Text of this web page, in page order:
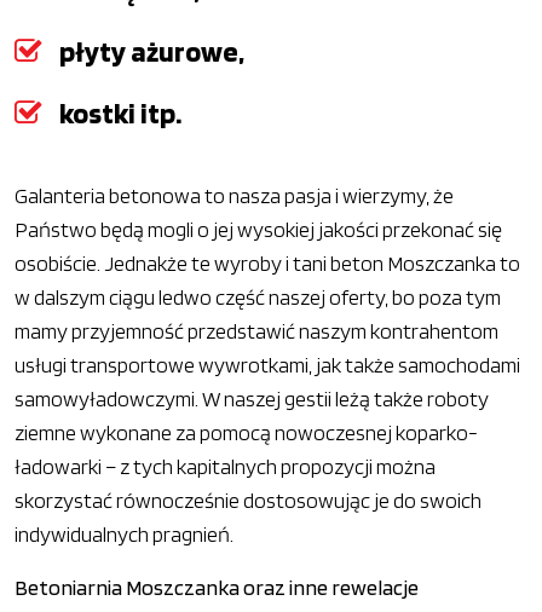
płyty ażurowe,
kostki itp.
Galanteria betonowa to nasza pasja i wierzymy, że
Państwo będą mogli o jej wysokiej jakości przekonać się
osobiście. Jednakże te wyroby i tani beton Moszczanka to
w dalszym ciągu ledwo część naszej oferty, bo poza tym
mamy przyjemność przedstawić naszym kontrahentom
usługi transportowe wywrotkami, jak także samochodami
samowyładowczymi. W naszej gestii leżą także roboty
ziemne wykonane za pomocą nowoczesnej koparko-
ładowarki – z tych kapitalnych propozycji można
skorzystać równocześnie dostosowując je do swoich
indywidualnych pragnień.
Betoniarnia Moszczanka oraz inne rewelacje